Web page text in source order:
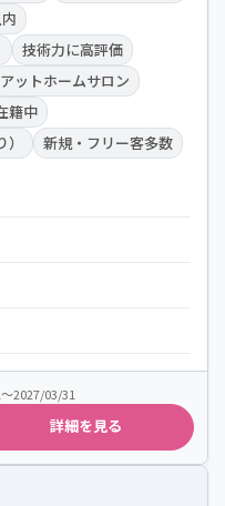
技術力に高評価
アットホームサロン
籍中
新規・フリー客多数
2027/03/31
詳細を見る